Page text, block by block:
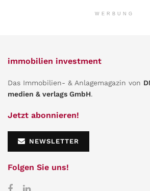
WERBUNG
immobilien investment
Das Immobilien- & Anlagemagazin von
medien & verlags GmbH.
Jetzt abonnieren!
NEWSLETTER
Folgen Sie uns!